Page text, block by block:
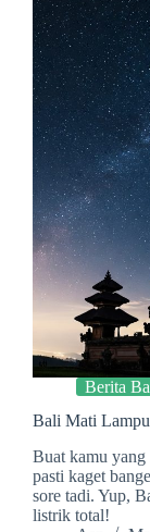
Berita
Bali Mati
Buat kamu
pasti kaget
sore tadi. Yup,
listrik total!